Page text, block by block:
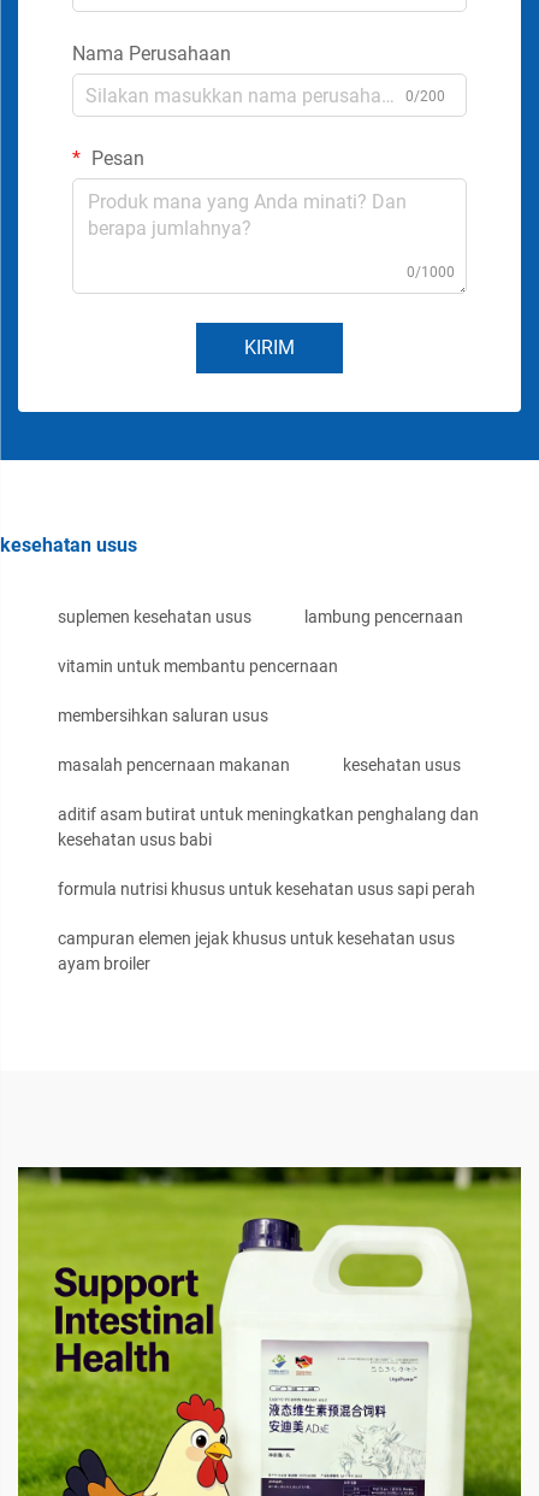
Nama Perusahaan
0/200
Pesan
0/1000
KIRIM
kesehatan usus
suplemen kesehatan usus lambung pencernaan
vitamin untuk membantu pencernaan
membersihkan saluran usus
masalah pencernaan makanan kesehatan usus
aditif asam butirat untuk meningkatkan penghalang dan
kesehatan usus babi
formula nutrisi khusus untuk kesehatan usus sapi perah
campuran elemen jejak khusus untuk kesehatan usus
ayam broiler